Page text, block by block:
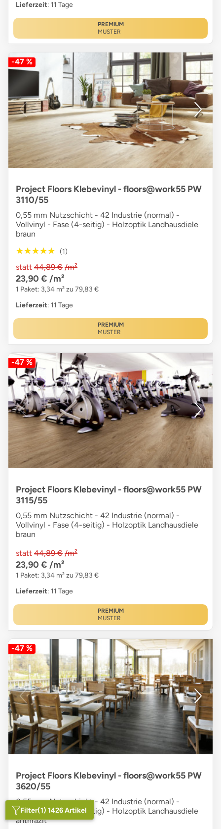
Lieferzeit: 11 Tage
PREMIUM
MUSTER
-47 %
Project Floors Klebevinyl - floors@work55 PW
3110/55
0,55 mm Nutzschicht - 42 Industrie (normal) -
Vollvinyl - Fase (4-seitig) - Holzoptik Landhausdiele
braun
★★★★★
★★★★★ (1)
statt 44,89 € /m²
23,90 € /m²
1 Paket: 3,34 m² zu 79,83 €
Lieferzeit: 11 Tage
PREMIUM
MUSTER
-47 %
Project Floors Klebevinyl - floors@work55 PW
3115/55
0,55 mm Nutzschicht - 42 Industrie (normal) -
Vollvinyl - Fase (4-seitig) - Holzoptik Landhausdiele
braun
statt 44,89 € /m²
23,90 € /m²
1 Paket: 3,34 m² zu 79,83 €
Lieferzeit: 11 Tage
PREMIUM
MUSTER
-47 %
Project Floors Klebevinyl - floors@work55 PW
3620/55
0,55 mm Nutzschicht - 42 Industrie (normal) -
Vollvinyl - Fase (4-seitig) - Holzoptik Landhausdiele
anthrazit
Filter(1) 1426 Artikel